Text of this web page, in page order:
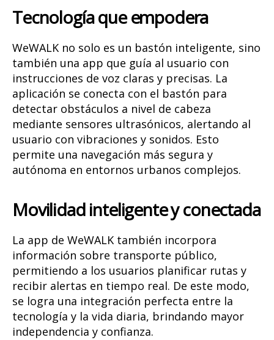
Tecnología que empodera
WeWALK no solo es un bastón inteligente, sino
también una app que guía al usuario con
instrucciones de voz claras y precisas. La
aplicación se conecta con el bastón para
detectar obstáculos a nivel de cabeza
mediante sensores ultrasónicos, alertando al
usuario con vibraciones y sonidos. Esto
permite una navegación más segura y
autónoma en entornos urbanos complejos.
Movilidad inteligente y conectada
La app de WeWALK también incorpora
información sobre transporte público,
permitiendo a los usuarios planificar rutas y
recibir alertas en tiempo real. De este modo,
se logra una integración perfecta entre la
tecnología y la vida diaria, brindando mayor
independencia y confianza.